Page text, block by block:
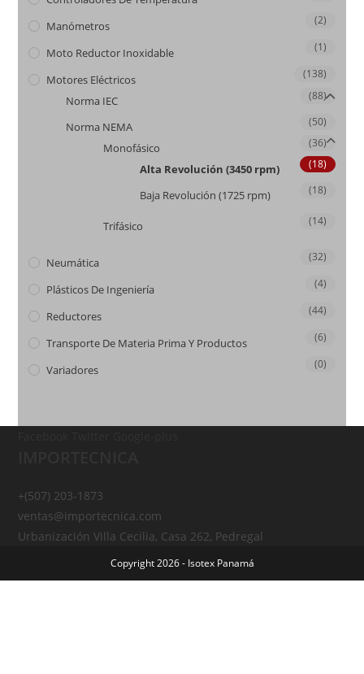
Manómetros (2)
Moto Reductor Inoxidable (1)
Motores Eléctricos (138)
Norma IEC (88)
Norma NEMA (50)
Monofásico (36)
Alta Revolución (3450 rpm) (18)
Baja Revolución (1725 rpm) (18)
Trifásico (14)
Neumática (32)
Plásticos De Ingeniería (4)
Reductores (44)
Transporte De Materia Prima Y Productos (6)
Variadores (0)
+(507) 203-1873
ventas@importecnica.com
Urbanización Villa Cecilia, Casa 262, Pedregal
Copyright 2026 - Isotex Panamá